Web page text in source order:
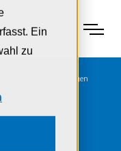
Ein
zu
Menu
Werkleitungen